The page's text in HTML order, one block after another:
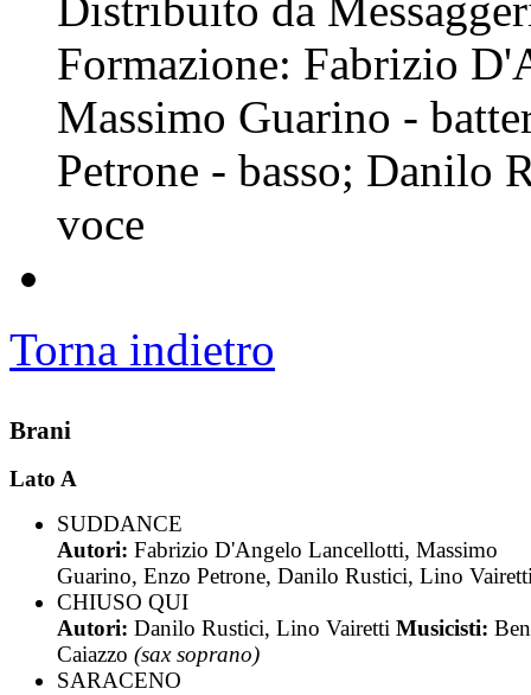
Formazione: Fabrizio
Massimo Guarino -
Petrone - basso; Danilo
voce
Torna indietro
Brani
Lato A
SUDDANCE
Autori: Fabrizio D'Angelo Lancellotti, Massimo
Guarino, Enzo Petrone, Danilo Rustici, Lino
CHIUSO QUI
Autori: Danilo Rustici, Lino Vairetti Musicisti:
Caiazzo (sax soprano)
SARACENO